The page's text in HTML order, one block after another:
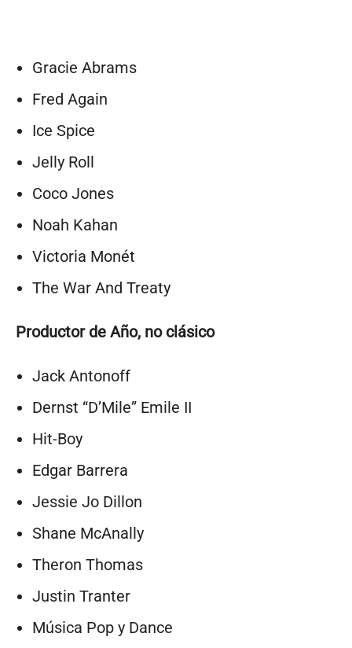
Gracie Abrams
Fred Again
Ice Spice
Jelly Roll
Coco Jones
Noah Kahan
Victoria Monét
The War And Treaty
Productor de Año, no clásico
Jack Antonoff
Dernst “D’Mile” Emile II
Hit-Boy
Edgar Barrera
Jessie Jo Dillon
Shane McAnally
Theron Thomas
Justin Tranter
Música Pop y Dance